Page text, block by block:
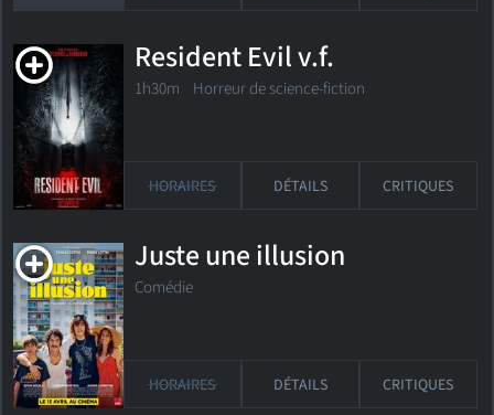
Resident Evil v.f.
1h30m Horreur de science-fiction
HORAIRES DÉTAILS CRITIQUES
Juste une illusion
Comédie
HORAIRES DÉTAILS CRITIQUES